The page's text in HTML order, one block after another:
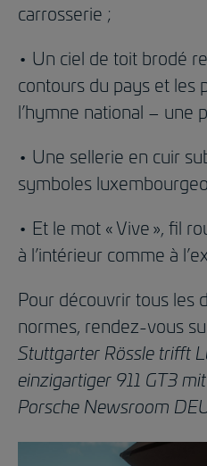
carrosserie ;
• Un ciel de toit brodé
contours du pays et les
l’hymne national – une
• Une sellerie en cuir
symboles
• Et le mot « Vive », fil
à l’intérieur comme à
Pour découvrir tous les
normes, rendez-vous
Stuttgarter Rössle trifft
einzigartiger 911 GT3
Porsche Newsroom